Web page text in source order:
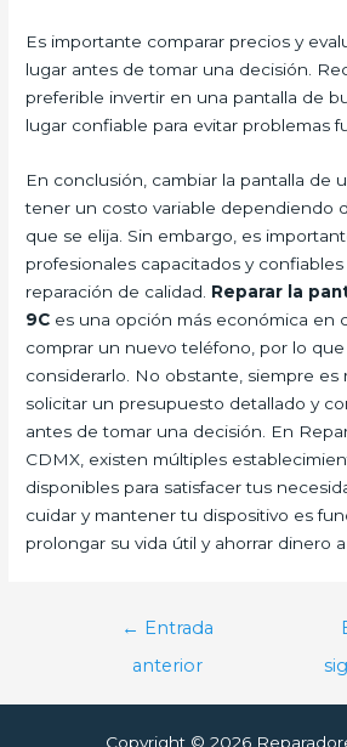
Es importante comparar precios y
lugar antes de tomar una decisión.
preferible invertir en una pantalla de
lugar confiable para evitar problemas
En conclusión, cambiar la pantalla de
tener un costo variable dependiendo
que se elija. Sin embargo, es
profesionales capacitados y
reparación de calidad. Reparar la
9C es una opción más económica en
comprar un nuevo teléfono, por lo que
considerarlo. No obstante, siempre es
solicitar un presupuesto detallado y
antes de tomar una decisión. En
CDMX, existen múltiples
disponibles para satisfacer tus
cuidar y mantener tu dispositivo es
prolongar su vida útil y ahorrar dinero a
Navegación
entradas
← Entrada
anterior
Copyright © 2026